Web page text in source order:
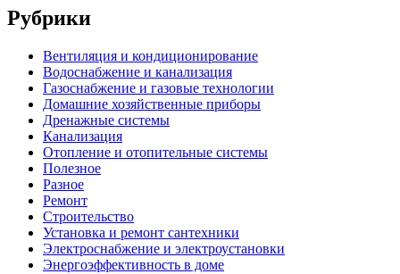
Рубрики
Вентиляция и кондиционирование
Водоснабжение и канализация
Газоснабжение и газовые технологии
Домашние хозяйственные приборы
Дренажные системы
Канализация
Отопление и отопительные системы
Полезное
Разное
Ремонт
Строительство
Установка и ремонт сантехники
Электроснабжение и электроустановки
Энергоэффективность в доме